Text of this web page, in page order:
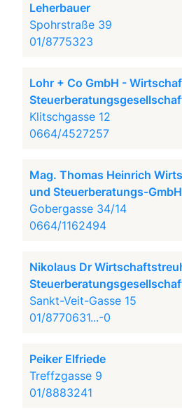
Leherbauer
Spohrstraße 39
01/8775323
Lohr + Co GmbH -
Klitschgasse 12
0664/4527257
Mag. Thomas Heinrich
und Steuerberatungs-GmbH
Gobergasse 34/14
0664/1162494
Nikolaus Dr
Sankt-Veit-Gasse 15
01/8770631...-0
Peiker Elfriede
Treffzgasse 9
01/8883241